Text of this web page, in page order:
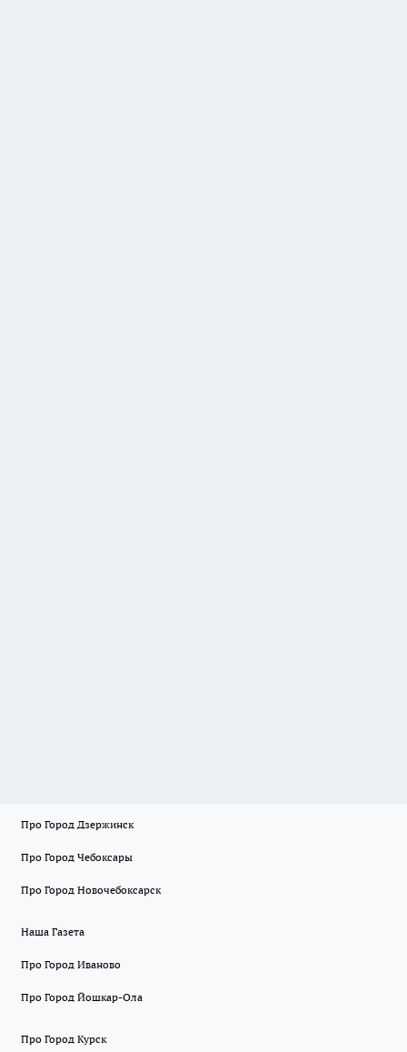
Про Город Дзержинск
Про Город Чебоксары
Про Город Новочебоксарск
Наша Газета
Про Город Иваново
Про Город Йошкар-Ола
Про Город Курск